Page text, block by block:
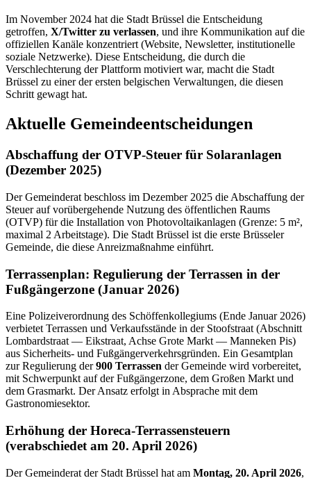
Im November 2024 hat die Stadt Brüssel die Entscheidung
getroffen, X/Twitter zu verlassen, und ihre Kommunikation auf die
offiziellen Kanäle konzentriert (Website, Newsletter, institutionelle
soziale Netzwerke). Diese Entscheidung, die durch die
Verschlechterung der Plattform motiviert war, macht die Stadt
Brüssel zu einer der ersten belgischen Verwaltungen, die diesen
Schritt gewagt hat.
Aktuelle Gemeindeentscheidungen
Abschaffung der OTVP-Steuer für Solaranlagen
(Dezember 2025)
Der Gemeinderat beschloss im Dezember 2025 die Abschaffung der
Steuer auf vorübergehende Nutzung des öffentlichen Raums
(OTVP) für die Installation von Photovoltaikanlagen (Grenze: 5 m²,
maximal 2 Arbeitstage). Die Stadt Brüssel ist die erste Brüsseler
Gemeinde, die diese Anreizmaßnahme einführt.
Terrassenplan: Regulierung der Terrassen in der
Fußgängerzone (Januar 2026)
Eine Polizeiverordnung des Schöffenkollegiums (Ende Januar 2026)
verbietet Terrassen und Verkaufsstände in der Stoofstraat (Abschnitt
Lombardstraat — Eikstraat, Achse Grote Markt — Manneken Pis)
aus Sicherheits- und Fußgängerverkehrsgründen. Ein Gesamtplan
zur Regulierung der900 Terrassen der Gemeinde wird vorbereitet,
mit Schwerpunkt auf der Fußgängerzone, dem Großen Markt und
dem Grasmarkt. Der Ansatz erfolgt in Absprache mit dem
Gastronomiesektor.
Erhöhung der Horeca-Terrassensteuern
(verabschiedet am 20. April 2026)
Der Gemeinderat der Stadt Brüssel hat am Montag, 20. April 2026,